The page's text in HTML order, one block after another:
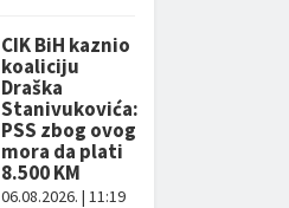
CIK BiH kaznio
koaliciju
Draška
Stanivukovića:
PSS zbog ovog
mora da plati
8.500 KM
06.08.2026. | 11:19